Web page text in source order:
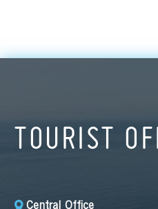
TOURIST
Central Office